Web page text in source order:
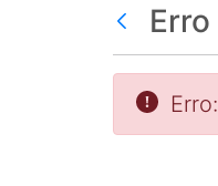
Erro
Erro: